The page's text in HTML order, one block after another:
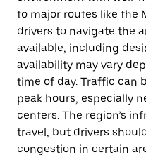
to major routes like the
drivers to navigate the
available, including
availability may vary
time of day. Traffic can
peak hours, especially
centers. The region’s
travel, but drivers
congestion in certain